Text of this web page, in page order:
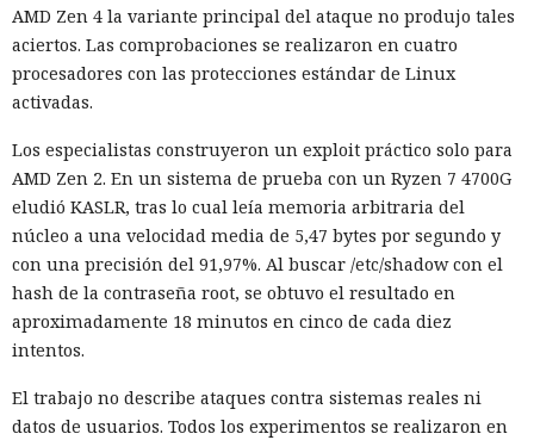
AMD Zen 4 la variante principal del ataque no produjo tales
aciertos. Las comprobaciones se realizaron en cuatro
procesadores con las protecciones estándar de Linux
activadas.
Los especialistas construyeron un exploit práctico solo para
AMD Zen 2. En un sistema de prueba con un Ryzen 7 4700G
eludió KASLR, tras lo cual leía memoria arbitraria del
núcleo a una velocidad media de 5,47 bytes por segundo y
con una precisión del 91,97%. Al buscar /etc/shadow con el
hash de la contraseña root, se obtuvo el resultado en
aproximadamente 18 minutos en cinco de cada diez
intentos.
El trabajo no describe ataques contra sistemas reales ni
datos de usuarios. Todos los experimentos se realizaron en